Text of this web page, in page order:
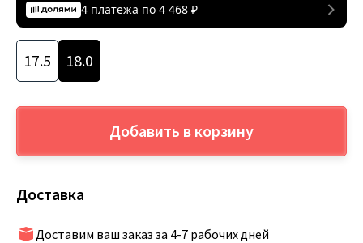
4 платежа по 4 468 ₽
17.5 18.0
Добавить в корзину
Доставка
Доставим ваш заказ за 4-7 рабочих дней